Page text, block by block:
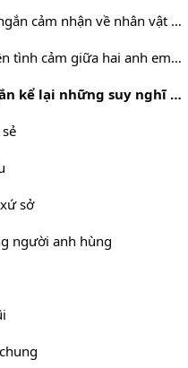
2. Viết một đoạn văn ngắn cảm nhận về nhân vật người anh trong "Bức tranh của em gái tôi"
3. Viết đoạn văn nói lên tình cảm giữa hai anh em Kiều Phương trong văn bản
4. Viết một đoạn ngắn kể lại những suy nghĩ của người anh trong truyện Bức tranh của em gái tôi
sở
người anh hùng